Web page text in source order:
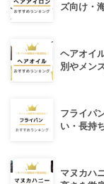
ズ向け・
ヘアオイ
別やメン
フライパ
い・長持
マヌカハ